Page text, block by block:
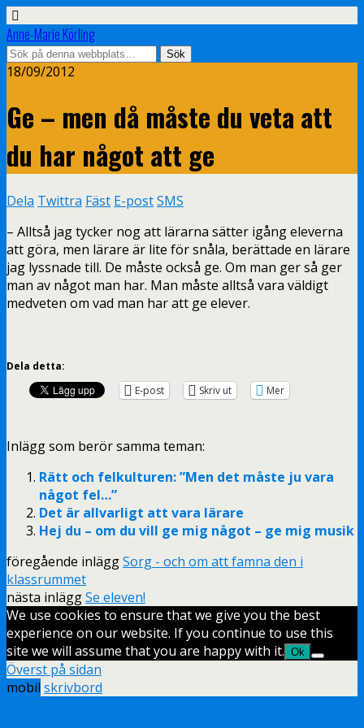
Anne-Marie Körling
18/09/2012
Ge – men då måste du veta att
du har något att ge
Dela Twittra Fäst E-postSMS
– Alltså jag tycker nog att lärarna sätter igång eleverna
att göra, men lärare är lite för snåla, berättade en lärare
jag lyssnade till. De måste också ge. Om man ger så ger
man av något man har. Man måste alltså vara väldigt
medveten om vad man har att ge elever.
Dela detta:
E-post
Skriv ut Mer
Inlägg som berör samma teman:
Rätt och felkulturen: ”Men det måste ju vara
något fel…”
Det är allvarligt att vara lärare
Hej du – om du vill ge mig något – ge mig musik
föregående inläggSorg - och om att famna den i
klassrummet
nästa inläggSe eleven!
We use cookies to ensure that we give you the best
experience on our website. If you continue to use this
site we will assume that you are happy with it. Ok
Överst på sidan
mobil skrivbord